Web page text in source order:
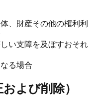
、財産その他の権利利
い支障を及ぼすおそれ
る場合
よび削除）